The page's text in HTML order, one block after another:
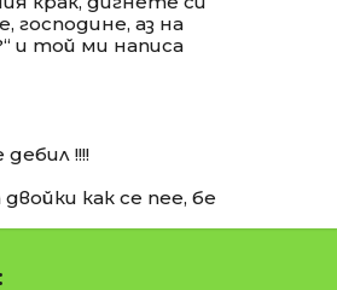
господине, аз на
и той ми написа
!!!!
как се пее, бе